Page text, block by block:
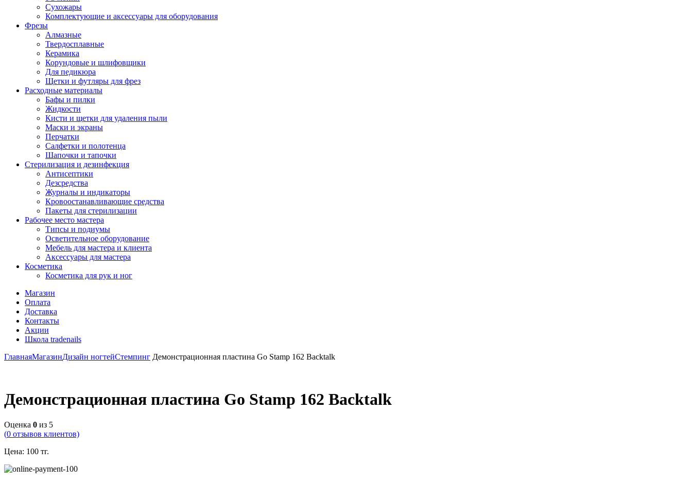
Сухожары
Комплектующие и аксессуары для оборудования
Фрезы
Алмазные
Твердосплавные
Керамика
Корундовые и шлифовщики
Для педикюра
Щетки и футляры для фрез
Расходные материалы
Бафы и пилки
Жидкости
Кисти и щетки для удаления пыли
Маски и экраны
Перчатки
Салфетки и полотенца
Шапочки и тапочки
Стерилизация и дезинфекция
Антисептики
Дезсредства
Журналы и индикаторы
Кровоостанавливающие средства
Пакеты для стерилизации
Рабочее место мастера
Типсы и подиумы
Осветительное оборудование
Мебель для мастера и клиента
Аксессуары для мастера
Косметика
Косметика для рук и ног
Магазин
Оплата
Доставка
Контакты
Акции
Школа tradenails
ГлавнаяМагазинДизайн ногтейСтемпинг Демонстрационная пластина Go Stamp 162 Backtalk
Демонстрационная пластина Go Stamp 162 Backtalk
Оценка 0 из 5
(0 отзывов клиентов)
Цена: 100 тг.